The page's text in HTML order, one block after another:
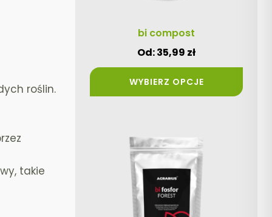
bi compost
Od:35,99 zł
WYBIERZ OPCJE
wariantów.
roślin.
takie